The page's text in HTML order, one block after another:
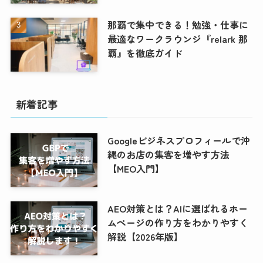
那覇で集中できる！勉強・仕事に
最適なワークラウンジ『relark 那
覇』を徹底ガイド
新着記事
Googleビジネスプロフィールで沖
縄のお店の集客を増やす方法
【MEO入門】
AEO対策とは？AIに選ばれるホー
ムページの作り方をわかりやすく
解説【2026年版】